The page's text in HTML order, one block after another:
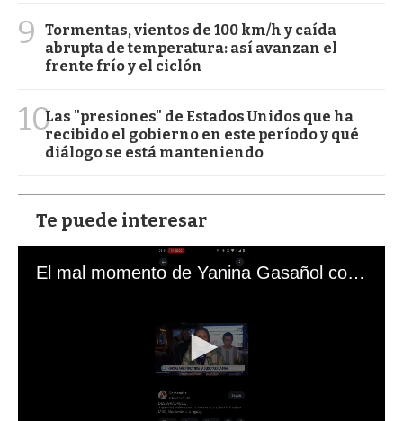
9
Tormentas, vientos de 100 km/h y caída
abrupta de temperatura: así avanzan el
frente frío y el ciclón
10Las "presiones" de Estados Unidos que ha
recibido el gobierno en este período y qué
diálogo se está manteniendo
Te puede interesar
El mal momento de Yanina Gasañol con un hincha argentino en "Subrayado"